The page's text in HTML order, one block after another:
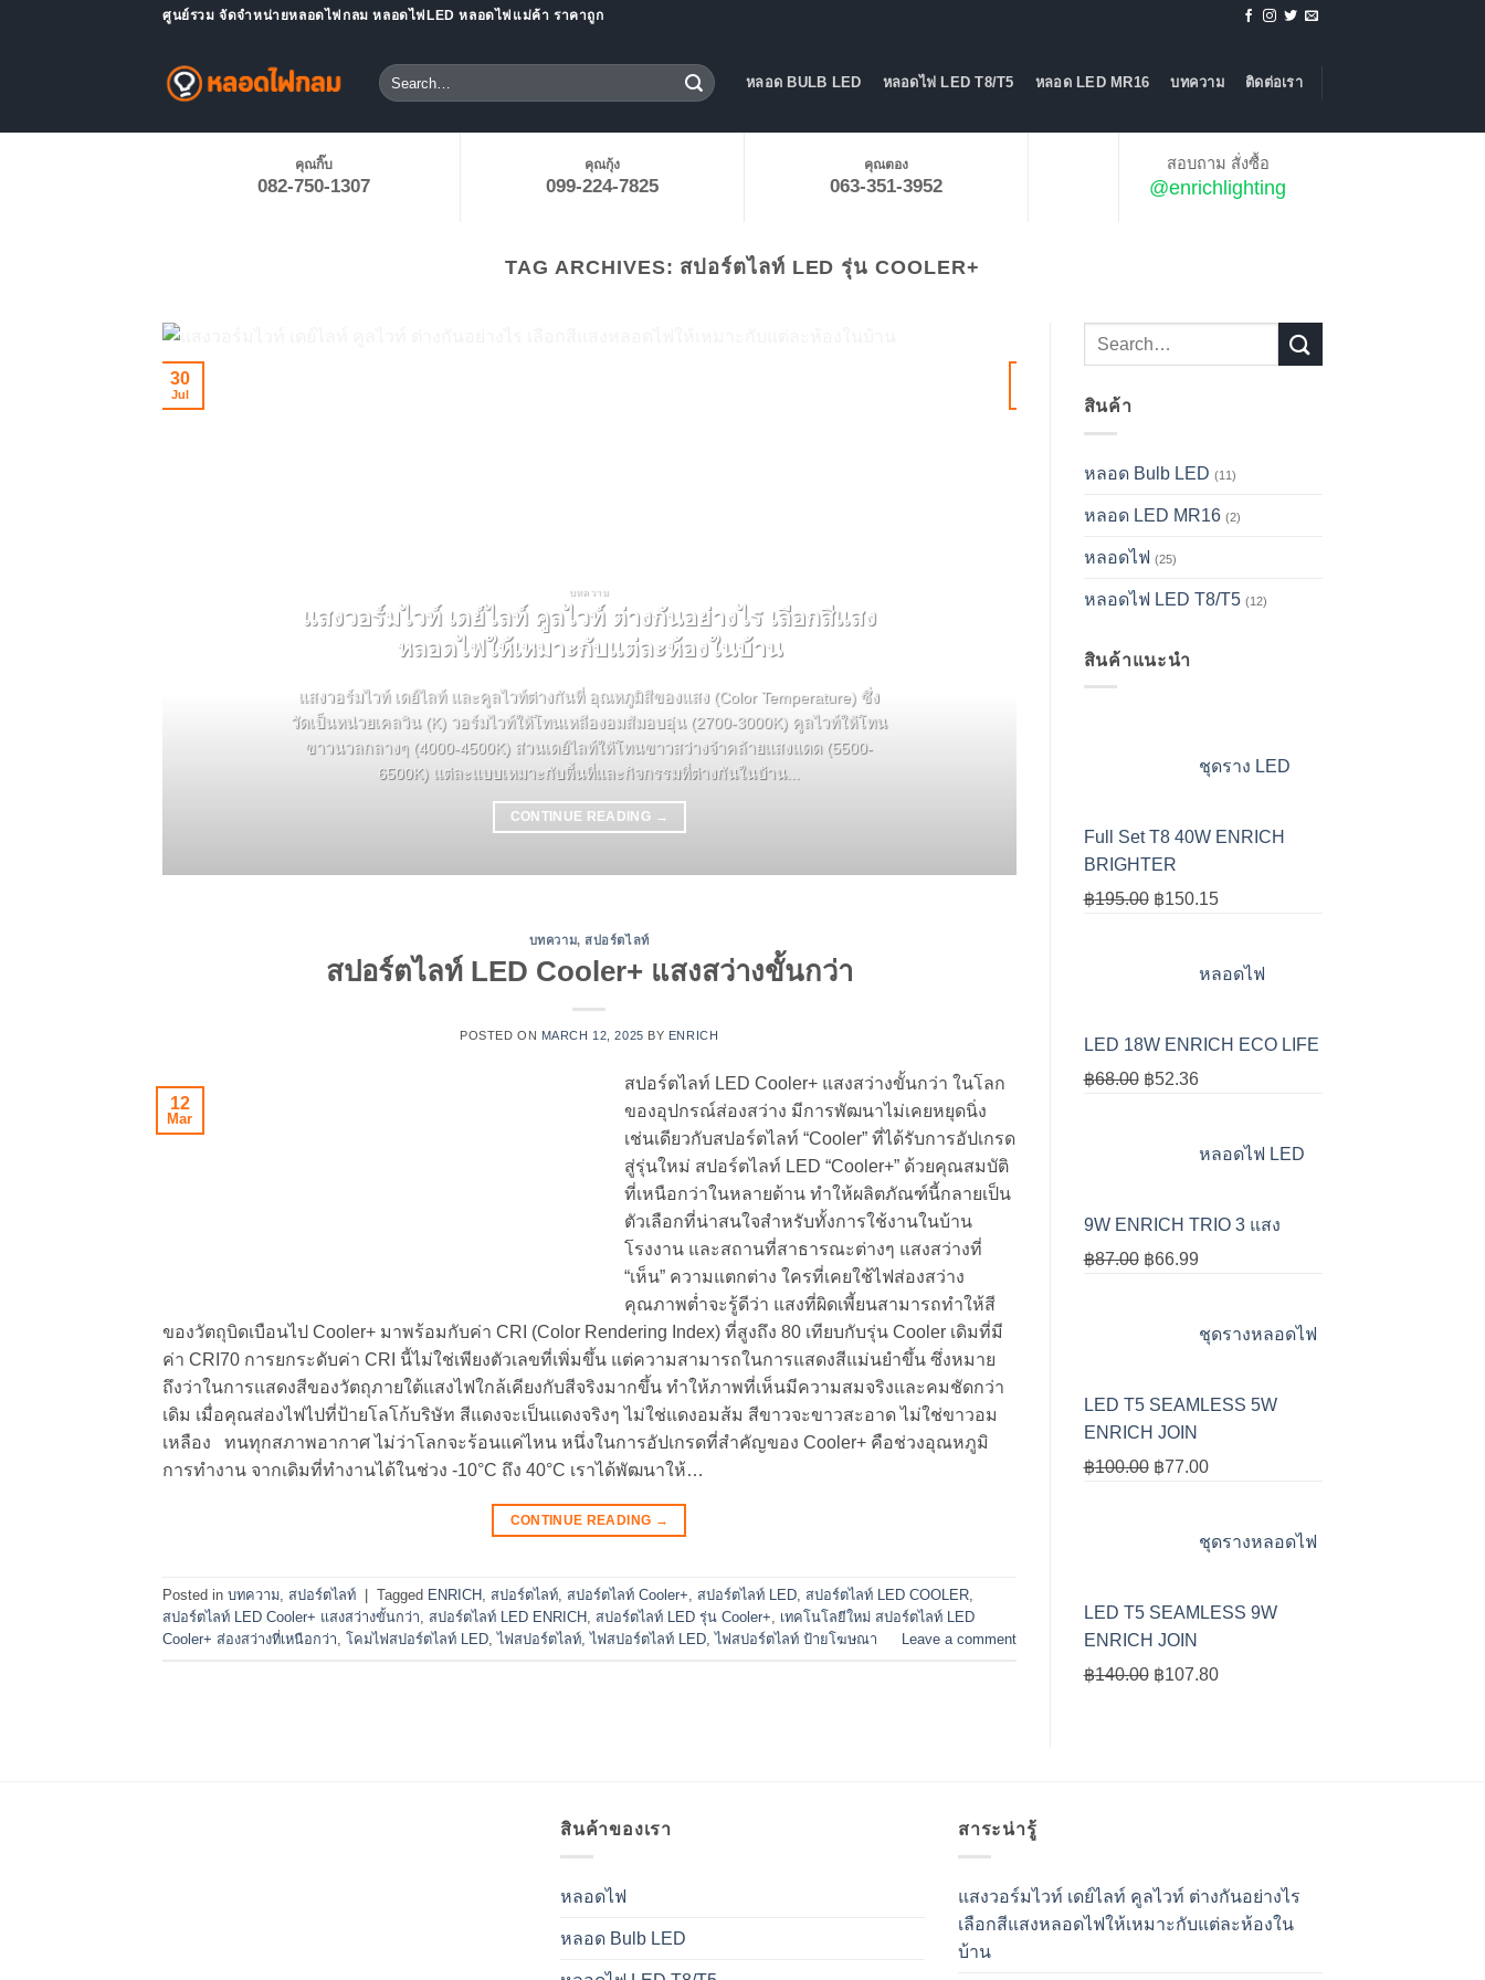
ศูนย์รวม จัดจำหน่ายหลอดไฟกลม หลอดไฟLED หลอดไฟแม่ค้า ราคาถูก
Search
for:
หลอด BULB LED หลอดไฟ LED T8/T5 หลอด LED MR16 บทความ ติดต่อเรา
คุณกิ๊บ
082-750-1307
คุณกุ้ง
099-224-7825
คุณตอง
063-351-3952
สอบถาม สั่งซื้อ
@enrichlighting
TAG ARCHIVES: สปอร์ตไลท์ LED รุ่น COOLER+
บทความ
แสงวอร์มไวท์ เดย์ไลท์ คูลไวท์ ต่างกันอย่างไร เลือกสีแสง
หลอดไฟให้เหมาะกับแต่ละห้องในบ้าน
แสงวอร์มไวท์ เดย์ไลท์ และคูลไวท์ต่างกันที่ อุณหภูมิสีของแสง (Color Temperature) ซึ่ง
วัดเป็นหน่วยเคลวิน (K) วอร์มไวท์ให้โทนเหลืองอมส้มอบอุ่น (2700-3000K) คูลไวท์ให้โทน
ขาวนวลกลางๆ (4000-4500K) ส่วนเดย์ไลท์ให้โทนขาวสว่างจ้าคล้ายแสงแดด (5500-
6500K) แต่ละแบบเหมาะกับพื้นที่และกิจกรรมที่ต่างกันในบ้าน...
CONTINUE READING →
30
Jul
วิธีเลือกซื้อหลอดไฟ LED ใ
พิจารณา 3 เรื่องหลักคู่กัน คือ
บทความ, สปอร์ตไลท์
สปอร์ตไลท์ LED Cooler+ แสงสว่างขั้นกว่า
POSTED ON MARCH 12, 2025 BY ENRICH
12
Mar
สปอร์ตไลท์ LED Cooler+ แสงสว่างขั้นกว่า ในโลก
ของอุปกรณ์ส่องสว่าง มีการพัฒนาไม่เคยหยุดนิ่ง
เช่นเดียวกับสปอร์ตไลท์ “Cooler” ที่ได้รับการอัปเกรด
สู่รุ่นใหม่ สปอร์ตไลท์ LED “Cooler+” ด้วยคุณสมบัติ
ที่เหนือกว่าในหลายด้าน ทำให้ผลิตภัณฑ์นี้กลายเป็น
ตัวเลือกที่น่าสนใจสำหรับทั้งการใช้งานในบ้าน
โรงงาน และสถานที่สาธารณะต่างๆ แสงสว่างที่
“เห็น” ความแตกต่าง ใครที่เคยใช้ไฟส่องสว่าง
คุณภาพต่ำจะรู้ดีว่า แสงที่ผิดเพี้ยนสามารถทำให้สี
ของวัตถุบิดเบือนไป Cooler+ มาพร้อมกับค่า CRI (Color Rendering Index) ที่สูงถึง 80 เทียบกับรุ่น Cooler เดิมที่มี
ค่า CRI70 การยกระดับค่า CRI นี้ไม่ใช่เพียงตัวเลขที่เพิ่มขึ้น แต่ความสามารถในการแสดงสีแม่นยำขึ้น ซึ่งหมาย
ถึงว่าในการแสดงสีของวัตถุภายใต้แสงไฟใกล้เคียงกับสีจริงมากขึ้น ทำให้ภาพที่เห็นมีความสมจริงและคมชัดกว่า
เดิม เมื่อคุณส่องไฟไปที่ป้ายโลโก้บริษัท สีแดงจะเป็นแดงจริงๆ ไม่ใช่แดงอมส้ม สีขาวจะขาวสะอาด ไม่ใช่ขาวอม
เหลือง ทนทุกสภาพอากาศ ไม่ว่าโลกจะร้อนแค่ไหน หนึ่งในการอัปเกรดที่สำคัญของ Cooler+ คือช่วงอุณหภูมิ
การทำงาน จากเดิมที่ทำงานได้ในช่วง -10°C ถึง 40°C เราได้พัฒนาให้…
CONTINUE READING →
Posted in บทความ, สปอร์ตไลท์ Tagged ENRICH , สปอร์ตไลท์, สปอร์ตไลท์ Cooler+, สปอร์ตไลท์ LED, สปอร์ตไลท์ LED COOLER,
สปอร์ตไลท์ LED Cooler+ แสงสว่างขั้นกว่า, สปอร์ตไลท์ LED ENRICH , สปอร์ตไลท์ LED รุ่น Cooler+, เทคโนโลยีใหม่ สปอร์ตไลท์ LED
Cooler+ ส่องสว่างที่เหนือกว่า, โคมไฟสปอร์ตไลท์ LED,ไฟสปอร์ตไลท์,ไฟสปอร์ตไลท์ LED,ไฟสปอร์ตไลท์ ป้ายโฆษณา Leave a comment
สินค้า
หลอด Bulb LED (11)
หลอด LED MR16 (2)
หลอดไฟ (25)
หลอดไฟ LED T8/T5 (12)
สินค้าแนะนำ
ชุดราง LED
Full Set T8 40W ENRICH
BRIGHTER
฿195.00 Original
฿195.00.
฿150.15Current
฿150.15.
หลอดไฟ
LED 18W ENRICH ECO LIFE
฿68.00 Original
฿68.00.
฿52.36Current
฿52.36.
หลอดไฟ LED
9W ENRICH TRIO 3 แสง
฿87.00 Original
฿87.00.
฿66.99Current
฿66.99.
ชุดรางหลอดไฟ
LED T5 SEAMLESS 5W
ENRICH JOIN
฿100.00 Original
฿100.00.
฿77.00Current
฿77.00.
ชุดรางหลอดไฟ
LED T5 SEAMLESS 9W
ENRICH JOIN
฿140.00 Original
฿107.80Current
สินค้าของเรา
หลอดไฟ
หลอด Bulb LED
สาระน่ารู้
แสงวอร์มไวท์ เดย์ไลท์ คูลไวท์ ต่างกันอย่างไร
เลือกสีแสงหลอดไฟให้เหมาะกับแต่ละห้องใน
บ้าน